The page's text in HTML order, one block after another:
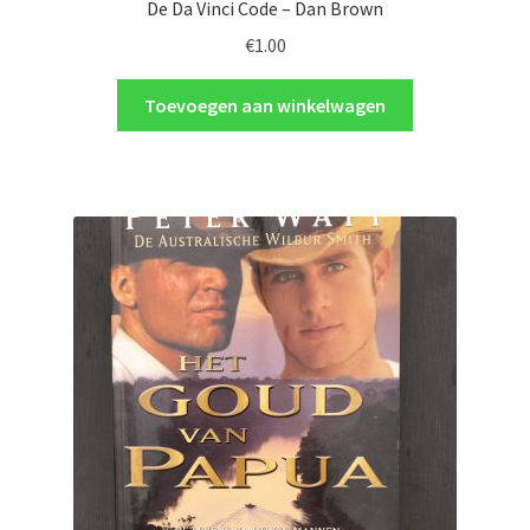
De Da Vinci Code – Dan Brown
€1.00
Toevoegen aan winkelwagen